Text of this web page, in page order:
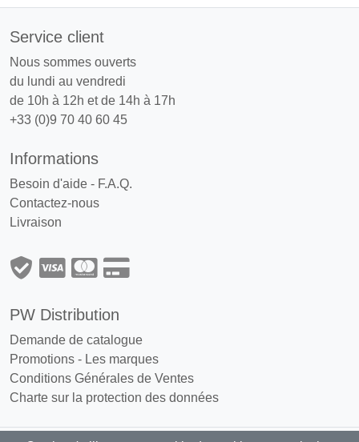
Service client
Nous sommes ouverts
du lundi au vendredi
de 10h à 12h et de 14h à 17h
+33 (0)9 70 40 60 45
Informations
Besoin d'aide - F.A.Q.
Contactez-nous
Livraison
PW Distribution
Demande de catalogue
Promotions - Les marques
Conditions Générales de Ventes
Charte sur la protection des données